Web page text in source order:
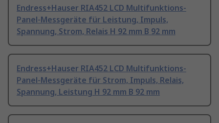
Endress+Hauser RIA452 LCD Multifunktions-
Panel-Messgeräte für Leistung, Impuls,
Spannung, Strom, Relais H 92 mm B 92 mm
Endress+Hauser RIA452 LCD Multifunktions-
Panel-Messgeräte für Strom, Impuls, Relais,
Spannung, Leistung H 92 mm B 92 mm